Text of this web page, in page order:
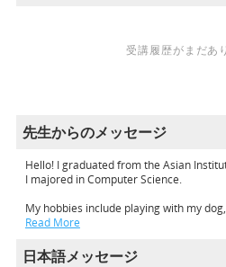
受講履歴がまだあ
先生からのメッセージ
Hello! I graduated from the Asian
I majored in Computer Science.
My hobbies include playing with my
Read More
日本語メッセージ